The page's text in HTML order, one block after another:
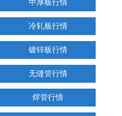
中厚板行情
冷轧板行情
镀锌板行情
无缝管行情
焊管行情